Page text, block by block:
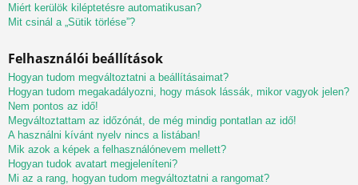
Miért kerülök kiléptetésre automatikusan?
Mit csinál a „Sütik törlése”?
Felhasználói beállítások
Hogyan tudom megváltoztatni a beállításaimat?
Hogyan tudom megakadályozni, hogy mások lássák, mikor vagyok jelen?
Nem pontos az idő!
Megváltoztattam az időzónát, de még mindig pontatlan az idő!
A használni kívánt nyelv nincs a listában!
Mik azok a képek a felhasználónevem mellett?
Hogyan tudok avatart megjeleníteni?
Mi az a rang, hogyan tudom megváltoztatni a rangomat?